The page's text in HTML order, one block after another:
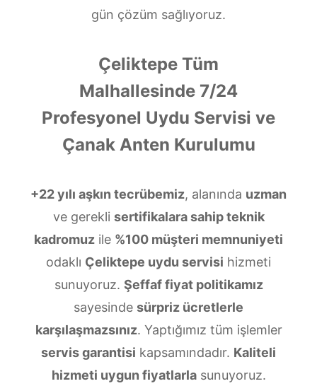
gün çözüm sağlıyoruz.
Çeliktepe Tüm
Malhallesinde 7/24
Profesyonel Uydu Servisi ve
Çanak Anten Kurulumu
+22 yılı aşkın tecrübemiz, alanında uzman
ve gerekli sertifikalara sahip teknik
kadromuz ile %100 müşteri memnuniyeti
odaklı Çeliktepe uydu servisi hizmeti
sunuyoruz. Şeffaf fiyat politikamız
sayesinde sürpriz ücretlerle
karşılaşmazsınız. Yaptığımız tüm işlemler
servis garantisi kapsamındadır. Kaliteli
hizmeti uygun fiyatlarlasunuyoruz.